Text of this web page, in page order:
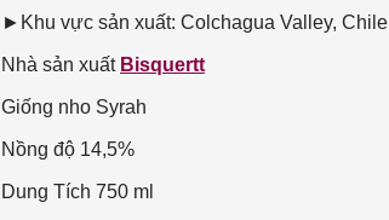
►Khu vực sản xuất: Colchagua Valley, Chile
Nhà sản xuất Bisquertt
Giống nho Syrah
Nồng độ 14,5%
Dung Tích 750 ml